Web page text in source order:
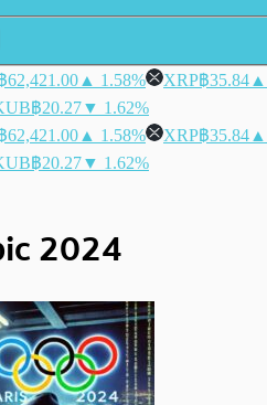
62,421.00 ▲ 1.58% XRP฿35.84 ▲
฿20.27▼ 1.62%
62,421.00 ▲ 1.58% XRP฿35.84 ▲
฿20.27▼ 1.62%
2024